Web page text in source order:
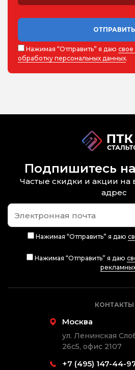
ОТПРАВИТЬ
Нажимая “Отправить” я даю свое
обработку персональных данных.
Подпишитесь
Частые скидки и акции
адрес
Нажимая “Отправить” я даю
Нажимая “Отправить” я даю
КОНТАКТЫ
Москва
ул. Ленинская
26с5, офис 2107
+7 (495) 147-44-